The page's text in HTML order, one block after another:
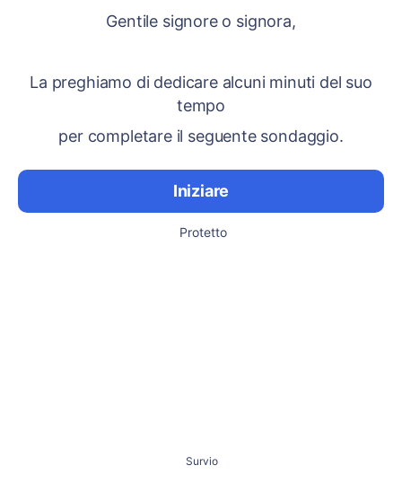
Gentile signore o signora,
La preghiamo di dedicare alcuni minuti del suo
tempo
per completare il seguente sondaggio.
Iniziare
Protetto
Survio